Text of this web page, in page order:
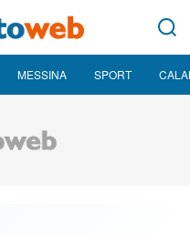
MESSINA SPORT